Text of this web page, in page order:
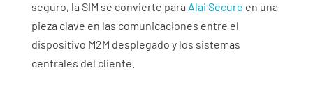
seguro, la SIM se convierte para Alai Secure en una
pieza clave en las comunicaciones entre el
dispositivo M2M desplegado y los sistemas
centrales del cliente.